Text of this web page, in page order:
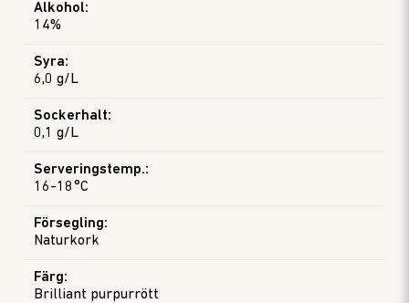
Alkohol:
14%
Syra:
6,0 g/L
Sockerhalt:
0,1 g/L
Serveringstemp.:
16-18°C
Försegling:
Naturkork
Färg:
Brilliant purpurrött